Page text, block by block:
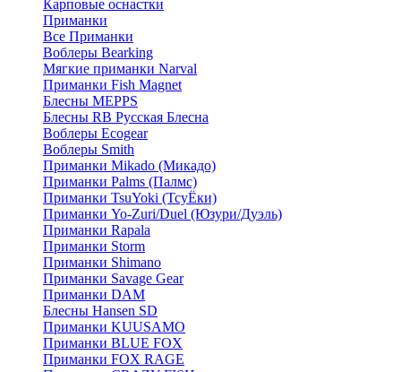
Карповые оснастки
Приманки
Все Приманки
Воблеры Bearking
Мягкие приманки Narval
Приманки Fish Magnet
Блесны MEPPS
Блесны RB Русская Блесна
Воблеры Ecogear
Воблеры Smith
Приманки Mikado (Микадо)
Приманки Palms (Палмс)
Приманки TsuYoki (ТсуЁки)
Приманки Yo-Zuri/Duel (Юзури/Дуэль)
Приманки Rapala
Приманки Storm
Приманки Shimano
Приманки Savage Gear
Приманки DAM
Блесны Hansen SD
Приманки KUUSAMO
Приманки BLUE FOX
Приманки FOX RAGE